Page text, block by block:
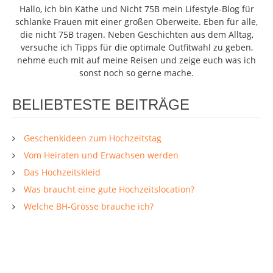
Hallo, ich bin Käthe und Nicht 75B mein Lifestyle-Blog für
schlanke Frauen mit einer großen Oberweite. Eben für alle,
die nicht 75B tragen. Neben Geschichten aus dem Alltag,
versuche ich Tipps für die optimale Outfitwahl zu geben,
nehme euch mit auf meine Reisen und zeige euch was ich
sonst noch so gerne mache.
BELIEBTESTE BEITRÄGE
Geschenkideen zum Hochzeitstag
Vom Heiraten und Erwachsen werden
Das Hochzeitskleid
Was braucht eine gute Hochzeitslocation?
Welche BH-Grösse brauche ich?